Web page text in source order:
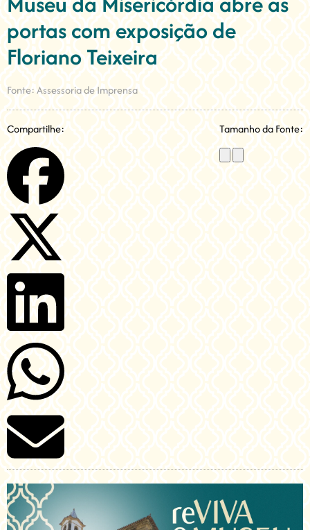
portas com exposição de
Floriano Teixeira
Fonte: Assessoria de Imprensa
Compartilhe: Tamanho da Fonte: